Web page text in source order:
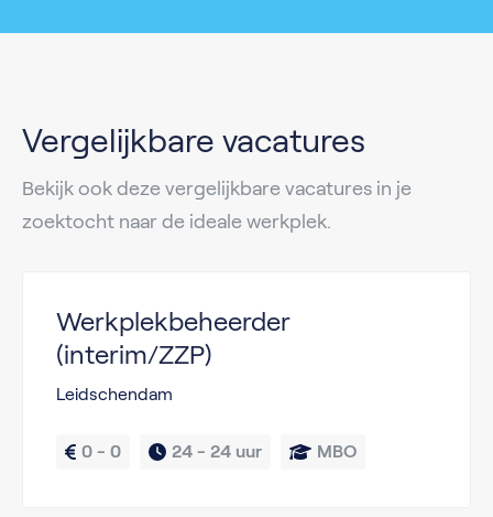
Vergelijkbare vacatures
Bekijk ook deze vergelijkbare vacatures in je
zoektocht naar de ideale werkplek.
Werkplekbeheerder
(interim/ZZP)
Leidschendam
0 - 0 24 - 24 uur MBO